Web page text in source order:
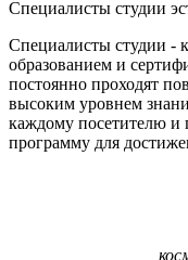
Специалисты студии
Специалисты студии -
образованием и
постоянно проходят
высоким уровнем
каждому посетителю и
программу для